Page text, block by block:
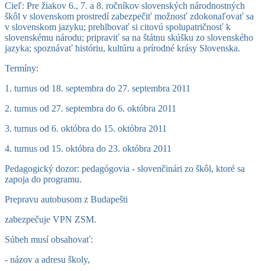
Cieľ: Pre žiakov 6., 7. a 8. ročníkov slovenských národnostných
škôl v slovenskom prostredí zabezpečiť možnosť zdokonaľovať sa
v slovenskom jazyku; prehlbovať si citovú spolupatričnosť k
slovenskému národu; pripraviť sa na štátnu skúšku zo slovenského
jazyka; spoznávať históriu, kultúru a prírodné krásy Slovenska.
Termíny:
1. turnus od 18. septembra do 27. septembra 2011
2. turnus od 27. septembra do 6. októbra 2011
3. turnus od 6. októbra do 15. októbra 2011
4. turnus od 15. októbra do 23. októbra 2011
Pedagogický dozor: pedagógovia - slovenčinári zo škôl, ktoré sa
zapoja do programu.
Prepravu autobusom z Budapešti
zabezpečuje VPN ZSM.
Súbeh musí obsahovať:
- názov a adresu školy,